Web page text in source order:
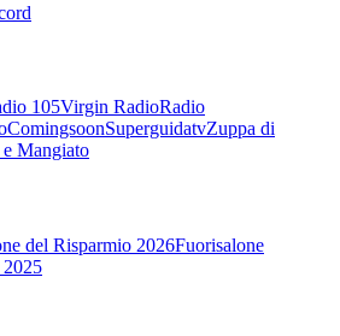
105Virgin RadioRadio
ComingsoonSuperguidatvZuppa di
Mangiato
del Risparmio 2026Fuorisalone